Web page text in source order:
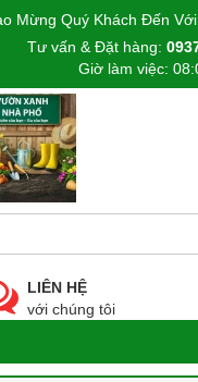
Mừng Quý Khách Đến Với
Tư vấn & Đặt hàng:
Giờ làm việc:
LIÊN HỆ
với chúng tôi